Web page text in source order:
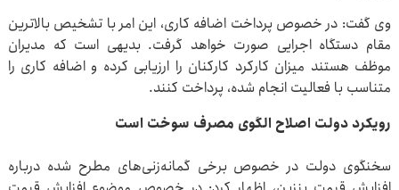
وی گفت: در خصوص پرداخت اضافه کاری، این امر با تشخیص بالاترین
مقام دستگاه اجرایی صورت خواهد گرفت. بدیهی است که مدیران
موظف هستند میزان کارکرد کارکنان را ارزیابی کرده و اضافه کاری را
متناسب با فعالیت انجام شده، پرداخت کنند.
رویکرد دولت اصلاح الگوی مصرف سوخت است
سخنگوی دولت در خصوص برخی گمانه‌زنی‌های مطرح شده درباره